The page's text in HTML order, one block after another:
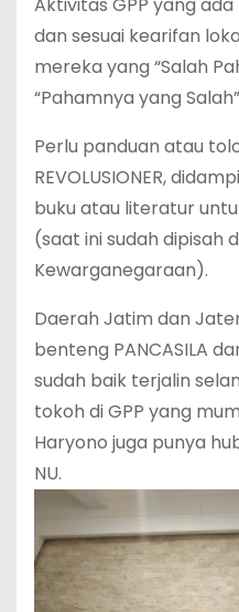
dan sesuai kearifan
mereka yang “Salah
“Pahamnya yang Salah”
Perlu panduan atau
REVOLUSIONER,
buku atau literatur
(saat ini sudah dipisah
Kewarganegaraan).
Daerah Jatim dan
benteng PANCASILA
sudah baik terjalin
tokoh di GPP yang
Haryono juga punya
NU.